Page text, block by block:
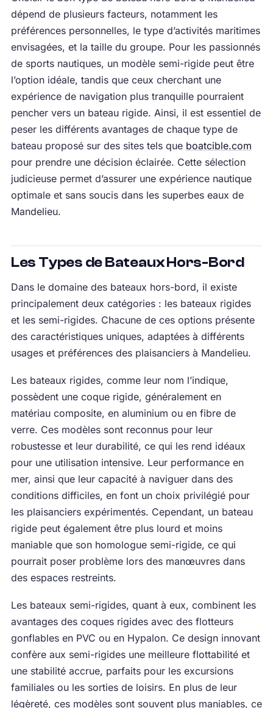
dépend de plusieurs facteurs, notamment les
préférences personnelles, le type d’activités maritimes
envisagées, et la taille du groupe. Pour les passionnés
de sports nautiques, un modèle semi-rigide peut être
l’option idéale, tandis que ceux cherchant une
expérience de navigation plus tranquille pourraient
pencher vers un bateau rigide. Ainsi, il est essentiel de
peser les différents avantages de chaque type de
bateau proposé sur des sites tels que boatcible.com
pour prendre une décision éclairée. Cette sélection
judicieuse permet d’assurer une expérience nautique
optimale et sans soucis dans les superbes eaux de
Mandelieu.
Les Types de Bateaux Hors-Bord
Dans le domaine des bateaux hors-bord, il existe
principalement deux catégories : les bateaux rigides
et les semi-rigides. Chacune de ces options présente
des caractéristiques uniques, adaptées à différents
usages et préférences des plaisanciers à Mandelieu.
Les bateaux rigides, comme leur nom l’indique,
possèdent une coque rigide, généralement en
matériau composite, en aluminium ou en fibre de
verre. Ces modèles sont reconnus pour leur
robustesse et leur durabilité, ce qui les rend idéaux
pour une utilisation intensive. Leur performance en
mer, ainsi que leur capacité à naviguer dans des
conditions difficiles, en font un choix privilégié pour
les plaisanciers expérimentés. Cependant, un bateau
rigide peut également être plus lourd et moins
maniable que son homologue semi-rigide, ce qui
pourrait poser problème lors des manœuvres dans
des espaces restreints.
Les bateaux semi-rigides, quant à eux, combinent les
avantages des coques rigides avec des flotteurs
gonflables en PVC ou en Hypalon. Ce design innovant
confère aux semi-rigides une meilleure flottabilité et
une stabilité accrue, parfaits pour les excursions
familiales ou les sorties de loisirs. En plus de leur
légèreté, ces modèles sont souvent plus maniables, ce